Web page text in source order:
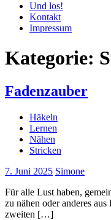
Und los!
Kontakt
Impressum
Kategorie:
Fadenzauber
Häkeln
Lernen
Nähen
Stricken
7. Juni 2025 Simone
Für alle Lust haben,
zu nähen oder anderes
zweiten […]